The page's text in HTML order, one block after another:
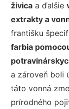
živica a ďalšie
extrakty a
františku
farbia
a zároveň boli
táto vonná
prírodného